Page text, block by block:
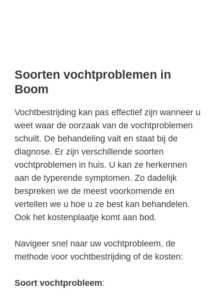
Soorten vochtproblemen in
Boom
Vochtbestrijding kan pas effectief zijn wanneer u
weet waar de oorzaak van de vochtproblemen
schuilt. De behandeling valt en staat bij de
diagnose. Er zijn verschillende soorten
vochtproblemen in huis. U kan ze herkennen
aan de typerende symptomen. Zo dadelijk
bespreken we de meest voorkomende en
vertellen we u hoe u ze best kan behandelen.
Ook het kostenplaatje komt aan bod.
Navigeer snel naar uw vochtprobleem, de
methode voor vochtbestrijding of de kosten:
Soort vochtprobleem: